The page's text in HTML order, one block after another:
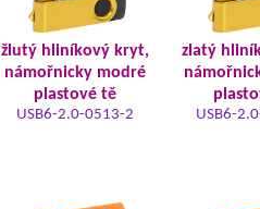
žlutý hliníkový kryt,
námořnicky modré
plastové tě
USB6-2.0-0513-2
zlatý
USB6-